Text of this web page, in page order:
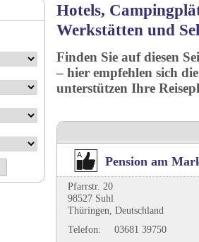
Hotels,
Werkstätten und
Finden Sie auf diesen
– hier empfehlen sich
unterstützen Ihre
Pension am
Pfarrstr. 20
98527 Suhl
Thüringen, Deutschland
Telefon:
03681 39750